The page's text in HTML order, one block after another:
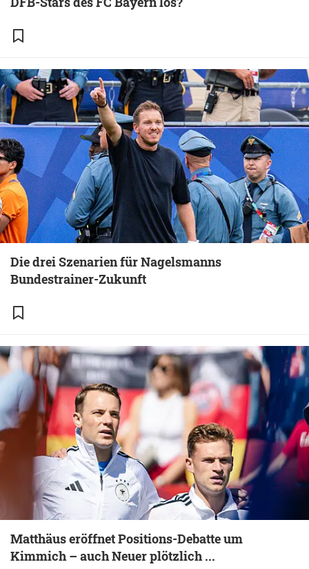
Die drei Szenarien für Nagelsmanns
Bundestrainer-Zukunft
Matthäus eröffnet Positions-Debatte um
Kimmich – auch Neuer plötzlich ...